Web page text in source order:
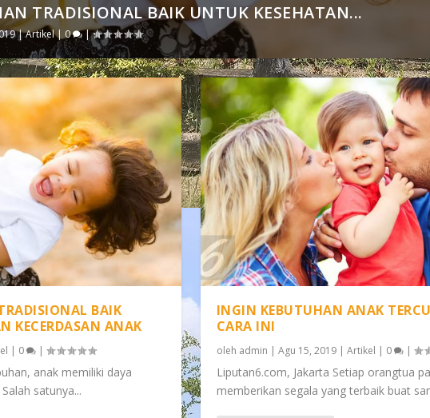
TRADISIONAL BAIK UNTUK KESEHATAN...
|Artikel| 0 |
BAIK
KECERDASAN ANAK
| 0 |
anak memiliki daya
satunya...
INGIN KEBUTUHAN ANAK
CARA INI
oleh admin | Agu 15, 2019| Artikel | 0 |
Liputan6.com, Jakarta Setiap orangtua
memberikan segala yang terbaik buat